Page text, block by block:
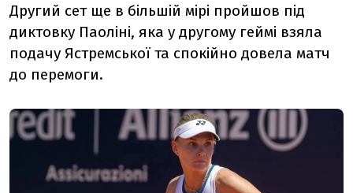
Другий сет ще в більшій мірі пройшов під
диктовку Паоліні, яка у другому геймі взяла
подачу Ястремської та спокійно довела матч
до перемоги.